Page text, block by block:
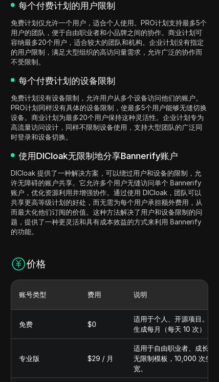
每个付费计划的用户限制
免费计划仅允许一个用户，适合个人使用。PRO计划支持最多5个
用户的团队，便于自由职业者和小品牌之间的协作。商业计划可
容纳最多20个用户，适合较大的团队和机构。企业计划没有指定
的用户限制，满足大型组织的高访问量需求，允许广泛的协作而
不受限制。
每个付费计划的设备限制
免费计划没有设备限制，允许用户从多个设备访问他们的账户。
PRO计划同样没有具体的设备限制，使最多5个用户能够无缝切换
设备。商业计划为最多20个用户保持这种灵活性。企业计划专为
高流量访问设计，同样不限制设备使用，支持大型团队的广泛同
时登录和设备切换。
使用DICloak无限制地分享Bannerify账户
DICloak 提供了一种解决方案，可以绕过用户和设备的限制，允
许无障碍的账户共享。它允许多个用户无缝访问单个 Bannerify
账户，优化资源利用并增强协作。通过使用 DICloak，团队可以
共享更高等级计划的好处，而无需为每个用户承担额外费用，从
而最大化他们订阅的价值。这种方法解决了用户和设备限制的问
题，提供了一种更灵活和具有成本效益的方式来利用 Bannerify
的功能。
价格
账号类型 费用 说明
免费 $0
适用于个人、开源项目。
生成每月（每天 10 次），
专业版 $29 / 月
适用于自由职业者、成长
无限制模板，10,000 次生
宽。